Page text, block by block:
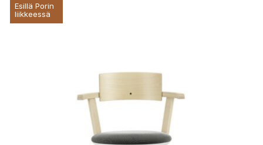
Esillä Porin
liikkeessä